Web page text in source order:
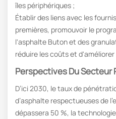
îles périphériques ;
Établir des liens avec les
premières, promouvoir le
l'asphalte Buton et des
réduire les coûts et
Perspectives Du Secteur
D’ici 2030, le taux de
d’asphalte respectueuses de
dépassera 50 %, la